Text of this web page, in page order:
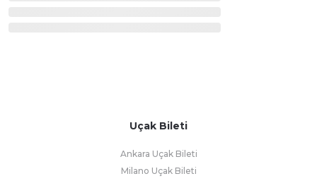
Uçak Bileti
Ankara Uçak Bileti
Milano Uçak Bileti